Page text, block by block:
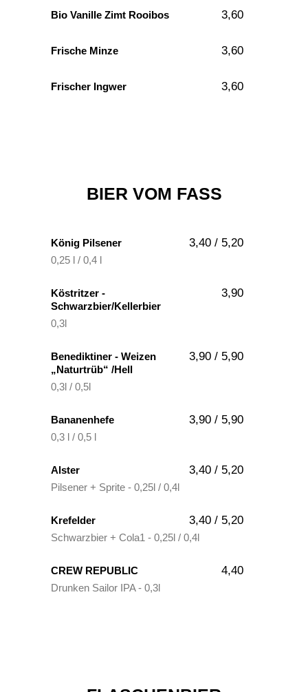
Bio Vanille Zimt Rooibos 3,60
Frische Minze 3,60
Frischer Ingwer 3,60
BIER VOM FASS
König Pilsener 3,40 / 5,20
0,25 l / 0,4 l
Köstritzer -
Schwarzbier/Kellerbier
3,90
0,3l
Benediktiner - Weizen
„Naturtrüb“ /Hell
3,90 / 5,90
0,3l / 0,5l
Bananenhefe 3,90 / 5,90
0,3 l / 0,5 l
Alster 3,40 / 5,20
Pilsener + Sprite - 0,25l / 0,4l
Krefelder 3,40 / 5,20
Schwarzbier + Cola1 - 0,25l / 0,4l
CREW REPUBLIC 4,40
Drunken Sailor IPA - 0,3l